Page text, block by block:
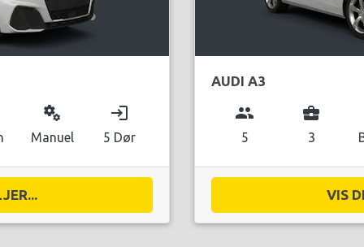
miscellaneous_services
Manuel
login
5 Dør
AUDI A3
group
5
business_center
3
VIS